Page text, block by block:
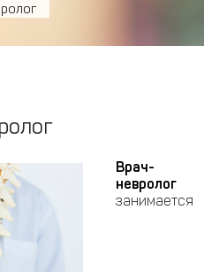
Врач-
невролог
занимается